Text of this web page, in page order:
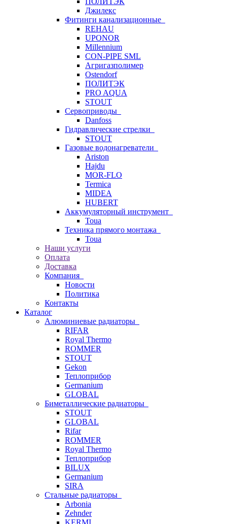
Джилекс
Фитинги канализационные
REHAU
UPONOR
Millennium
CON-PIPE SML
Агригазполимер
Ostendorf
ПОЛИТЭК
PRO AQUA
STOUT
Сервоприводы
Danfoss
Гидравлические стрелки
STOUT
Газовые водонагреватели
Ariston
Hajdu
MOR-FLO
Termica
MIDEA
HUBERT
Аккумуляторный инструмент
Toua
Техника прямого монтажа
Toua
Наши услуги
Оплата
Доставка
Компания
Новости
Политика
Контакты
Каталог
Алюминиевые радиаторы
RIFAR
Royal Thermo
ROMMER
STOUT
Gekon
Теплоприбор
Germanium
GLOBAL
Биметаллические радиаторы
STOUT
GLOBAL
Rifar
ROMMER
Royal Thermo
Теплоприбор
BILUX
Germanium
SIRA
Стальные радиаторы
Arbonia
Zehnder
KERMI